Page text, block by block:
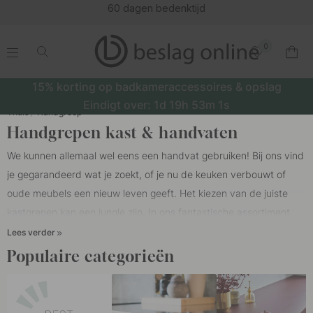
.
0
.
15% korting op badkameraccessoires & opslag
Eindigt over: 1d 19h 53m 0s
Thuis Handgreep
Handgrepen kast & handvaten
We kunnen allemaal wel eens een handvat gebruiken! Bij ons vind
je gegarandeerd wat je zoekt, of je nu de keuken verbouwt of
oude meubels een nieuw leven geeft. Het kiezen van de juiste
handgrepen vind je een ruim assortiment
meubelgrepen
lange handgrepen
chroom, messing en
zwart handgrepen
keukengrepen verwisselen, maakt al een groot verschil. Het is niet
altijd nodig om te investeren in een compleet nieuwe keuken om
Lees verder
Populaire categorieën